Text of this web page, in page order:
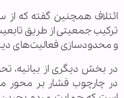
ترکیب جمعیتی از طریق
و محدودسازی فعالیت‌های
در بخش دیگری از بیانیه،
در چارچوب فشار بر